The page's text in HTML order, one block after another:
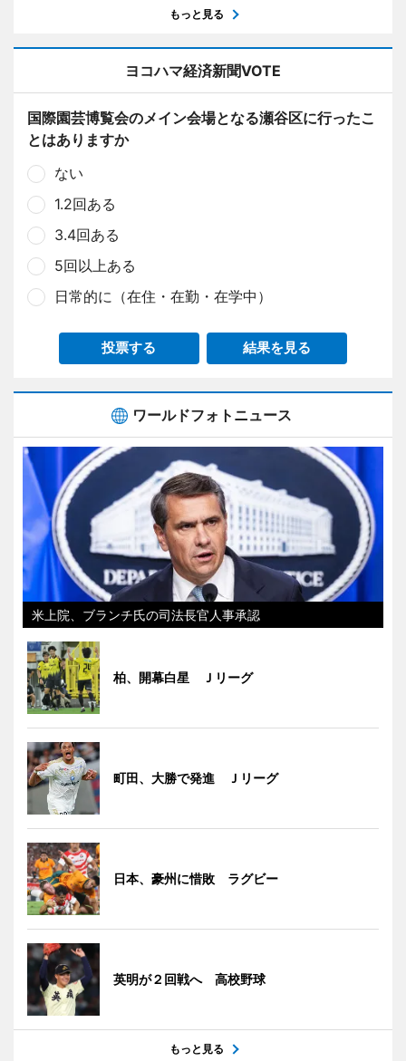
もっと見る
ヨコハマ経済新聞VOTE
国際園芸博覧会のメイン会場となる瀬谷区に行ったこ
とはありますか
ない
1.2回ある
3.4回ある
5回以上ある
日常的に（在住・在勤・在学中）
投票する 結果を見る
ワールドフォトニュース
米上院、ブランチ氏の司法長官人事承認
柏、開幕白星 Ｊリーグ
町田、大勝で発進 Ｊリーグ
日本、豪州に惜敗 ラグビー
英明が２回戦へ 高校野球
もっと見る